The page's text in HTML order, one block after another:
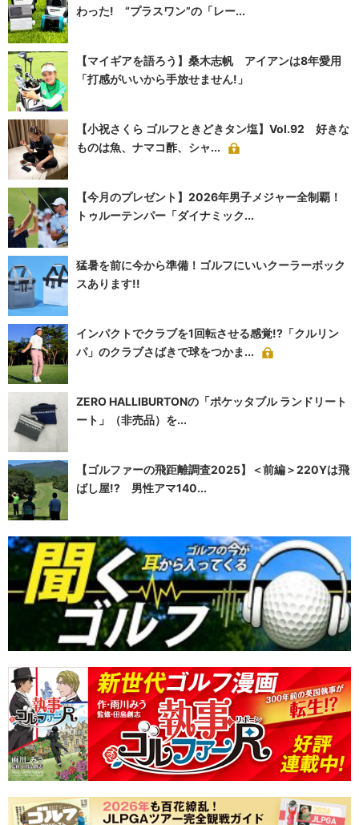
わった! “プラスワン”の「レー...
【マイギアを語ろう】桑木志帆 アイアンは8年愛用
「打感がいいから手放せません!」
【小祝さくら ゴルフときどきタン塩】Vol.92 好きな
ものは魚、ナマコ酢、シャ...
【今月のプレゼント】2026年男子メジャー全制覇！
トゥルーテンパー「ダイナミック...
猛暑を前に今から準備！ゴルフにいいクーラーボック
スあります!!
インパクトでクラブを1回転させる感覚!?「クルリン
パ」のクラブさばきで球をつかま...
ZERO HALLIBURTONの「ポケッタブル ランドリート
ート」（非売品）を...
【ゴルファーの飛距離調査2025】＜前編＞220Yは飛
ばし屋!? 男性アマ140...